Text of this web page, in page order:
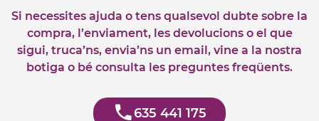
Si necessites ajuda o tens qualsevol dubte sobre la
compra, l’enviament, les devolucions o el que
sigui, truca’ns, envia’ns un email, vine a la nostra
botiga o bé consulta les preguntes freqüents.
635 441 175